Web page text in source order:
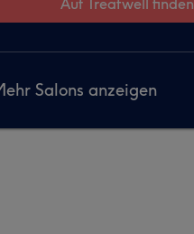
Salons anzeigen